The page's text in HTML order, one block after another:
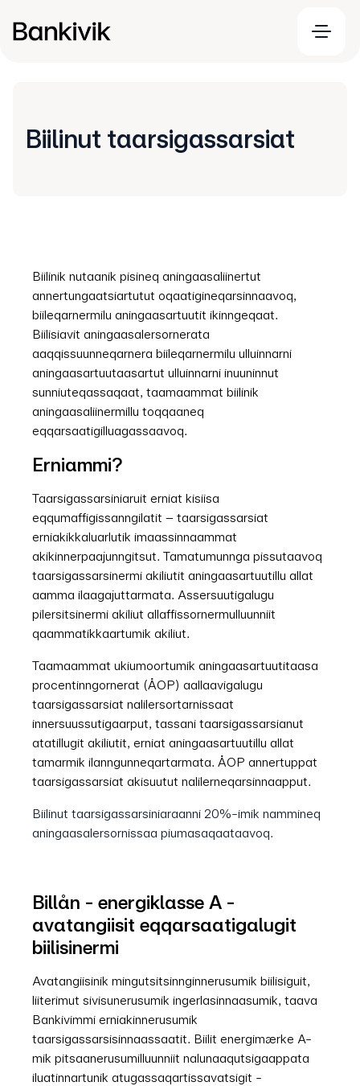
Biilinut taarsigassarsiat
Biilinik nutaanik pisineq aningaasaliinertut
annertungaatsiartutut oqaatigineqarsinnaavoq,
biileqarnermilu aningaasartuutit ikinngeqaat.
Biilisiavit aningaasalersornerata
aaqqissuunneqarnera biileqarnermilu ulluinnarni
aningaasartuutaasartut ulluinnarni inuuninnut
sunniuteqassaqaat, taamaammat biilinik
aningaasaliinermillu toqqaaneq
eqqarsaatigilluagassaavoq.
Erniammi?
Taarsigassarsiniaruit erniat kisiisa
eqqumaffigissanngilatit – taarsigassarsiat
erniakikkaluarlutik imaassinnaammat
akikinnerpaajunngitsut. Tamatumunnga pissutaavoq
taarsigassarsinermi akiliutit aningaasartuutillu allat
aamma ilaagajuttarmata. Assersuutigalugu
pilersitsinermi akiliut allaffissornermulluunniit
qaammatikkaartumik akiliut.
Taamaammat ukiumoortumik aningaasartuutitaasa
procentinngornerat (ÅOP) aallaavigalugu
taarsigassarsiat nalilersortarnissaat
innersuussutigaarput, tassani taarsigassarsianut
atatillugit akiliutit, erniat aningaasartuutillu allat
tamarmik ilanngunneqartarmata. ÅOP annertuppat
taarsigassarsiat akisuutut nalilerneqarsinnaapput.
Biilinut taarsigassarsiniaraanni 20%-imik nammineq
aningaasalersornissaa piumasaqaataavoq.
Billån - energiklasse A -
avatangiisit eqqarsaatigalugit
biilisinermi
Avatangiisinik mingutsitsinnginnerusumik biilisiguit,
liiterimut sivisunerusumik ingerlasinnaasumik, taava
Bankivimmi erniakinnerusumik
taarsigassarsisinnaassaatit. Biilit energimærke A-
mik pitsaanerusumilluunniit nalunaaqutsigaappata
iluatinnartunik atugassaqartissavatsigit -